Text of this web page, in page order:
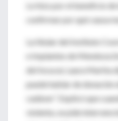
Lo hizo por el beneficio
confirmar por qué causa
La titular del Instituto
e Implantes de Mendoza
del Incucai, Laura Martta
puede hablar de donación
cadáver”. Explicó que
violenta, se pide